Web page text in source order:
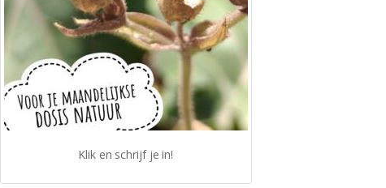
Klik en schrijf je in!